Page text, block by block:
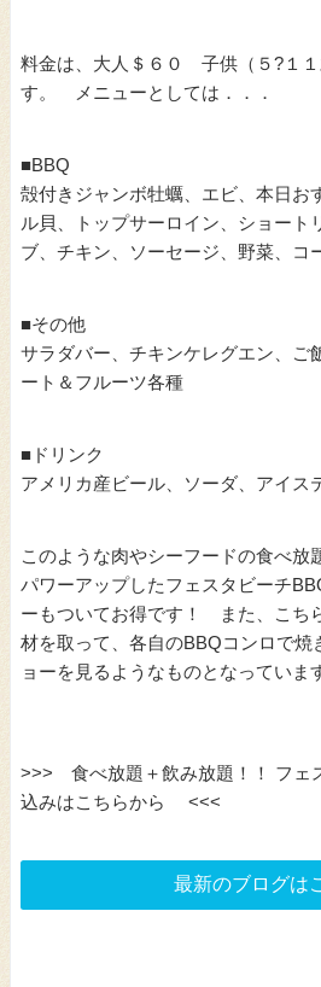
料金は、大人＄６０ 子供（５?１１
す。 メニューとしては．．．
■BBQ
殻付きジャンボ牡蠣、エビ、本日お
ル貝、トップサーロイン、ショート
ブ、チキン、ソーセージ、野菜、コ
■その他
サラダバー、チキンケレグエン、ご
ート＆フルーツ各種
■ドリンク
アメリカ産ビール、ソーダ、アイス
このような肉やシーフードの食べ放
パワーアップしたフェスタビーチ
ーもついてお得です！ また、こち
材を取って、各自のBBQコンロで焼
ョーを見るようなものとなってい
>>> 食べ放題＋飲み放題！！ フェ
込みはこちらから <<<
最新のブログは